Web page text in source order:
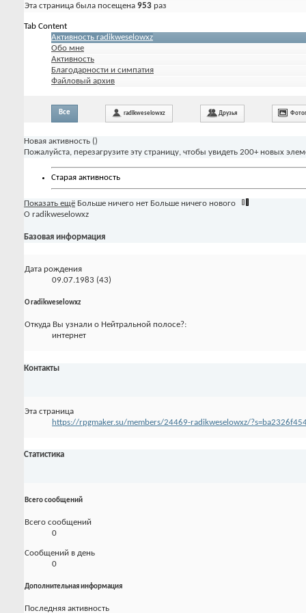
Эта страница была посещена 953 раз
Tab Content
Активность radikweselowxz
Обо мне
Активность
Благодарности и симпатия
Файловый архив
Все radikweselowxz Друзья
Новая активность ()
Пожалуйста, перезагрузите эту страницу, чтобы увидеть 200+ новых
Старая активность
Показать ещё Больше ничего нет Больше ничего нового
О radikweselowxz
Базовая информация
Дата рождения
09.07.1983 (43)
О radikweselowxz
Откуда Вы узнали о Нейтральной полосе?:
интернет
Контакты
Эта страница
https://rpgmaker.su/members/24469-radikweselowxz/
Статистика
Всего сообщений
Всего сообщений
0
Сообщений в день
0
Дополнительная информация
Последняя активность